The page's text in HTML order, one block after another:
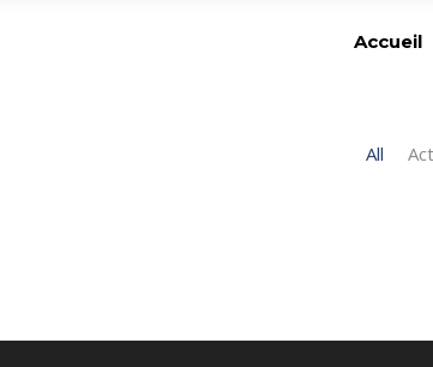
Accueil
All